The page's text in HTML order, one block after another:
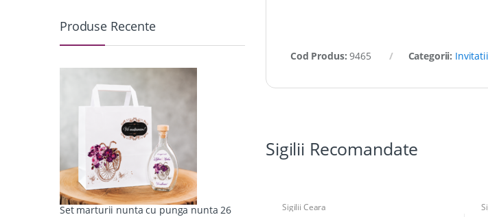
Cod Produs:9465 Categorii:
Sigilii Recomandate
Sigilii Ceara
Produse Recente
Set marturii nunta cu punga nunta 26